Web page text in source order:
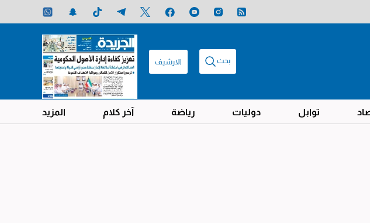
بحث الارشيف
توابل دوليات رياضة آخر كلام المزيد